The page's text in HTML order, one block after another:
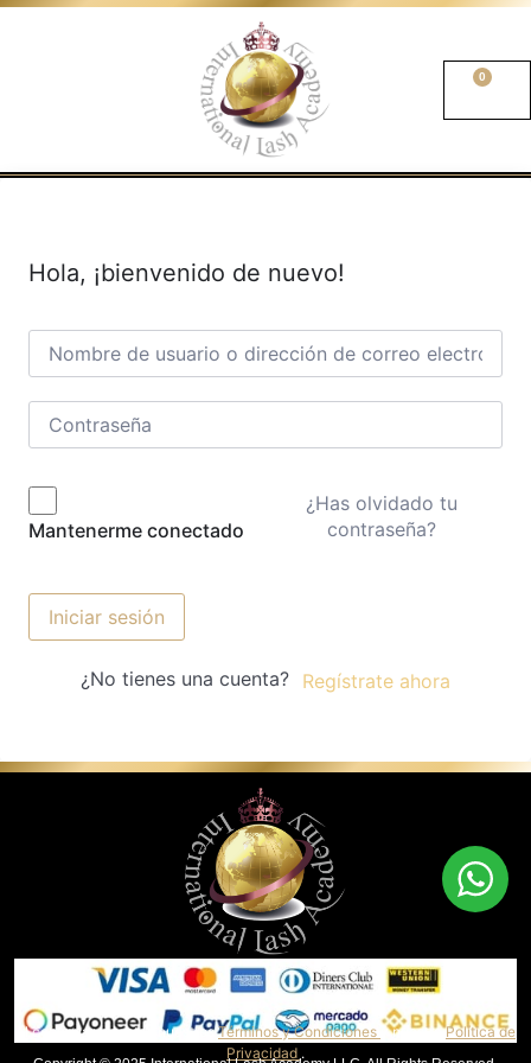
0
Hola, ¡bienvenido de nuevo!
Mantenerme conectado
¿Has olvidado tu
contraseña?
Iniciar sesión
¿No tienes una cuenta? Regístrate ahora
Al continuar, aceptas nuestrosTérminos y Condiciones y nuestraPolítica de
Privacidad .